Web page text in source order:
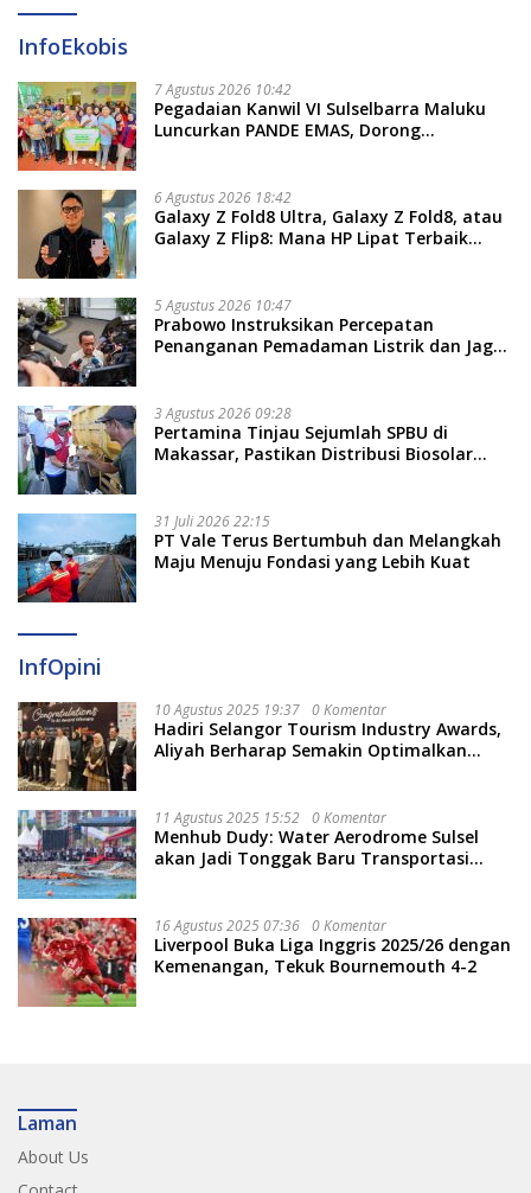
InfoEkobis
7 Agustus 2026 10:42
Pegadaian Kanwil VI Sulselbarra Maluku
Luncurkan PANDE EMAS, Dorong
6 Agustus 2026 18:42
Galaxy Z Fold8 Ultra, Galaxy Z Fold8, atau
Galaxy Z Flip8: Mana HP Lipat Terbaik
5 Agustus 2026 10:47
Prabowo Instruksikan Percepatan
Penanganan Pemadaman Listrik dan Jaga
3 Agustus 2026 09:28
Pertamina Tinjau Sejumlah SPBU di
Makassar, Pastikan Distribusi Biosolar
31 Juli 2026 22:15
PT Vale Terus Bertumbuh dan Melangkah
Maju Menuju Fondasi yang Lebih Kuat
InfOpini
10 Agustus 2025 19:37 0 Komentar
Hadiri Selangor Tourism Industry Awards,
Aliyah Berharap Semakin Optimalkan
11 Agustus 2025 15:52 0 Komentar
Menhub Dudy: Water Aerodrome Sulsel
akan Jadi Tonggak Baru Transportasi
16 Agustus 2025 07:36 0 Komentar
Liverpool Buka Liga Inggris 2025/26 dengan
Kemenangan, Tekuk Bournemouth 4-2
Laman
About Us